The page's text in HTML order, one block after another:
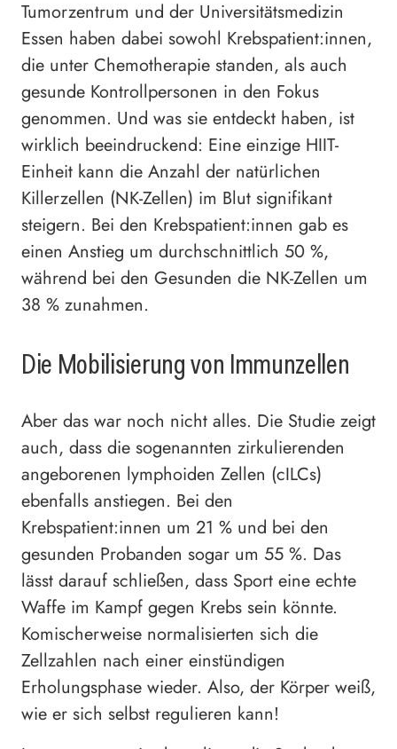
Tumorzentrum und der Universitätsmedizin
Essen haben dabei sowohl Krebspatient:innen,
die unter Chemotherapie standen, als auch
gesunde Kontrollpersonen in den Fokus
genommen. Und was sie entdeckt haben, ist
wirklich beeindruckend: Eine einzige HIIT-
Einheit kann die Anzahl der natürlichen
Killerzellen (NK-Zellen) im Blut signifikant
steigern. Bei den Krebspatient:innen gab es
einen Anstieg um durchschnittlich 50 %,
während bei den Gesunden die NK-Zellen um
38 % zunahmen.
Die Mobilisierung von Immunzellen
Aber das war noch nicht alles. Die Studie zeigt
auch, dass die sogenannten zirkulierenden
angeborenen lymphoiden Zellen (cILCs)
ebenfalls anstiegen. Bei den
Krebspatient:innen um 21 % und bei den
gesunden Probanden sogar um 55 %. Das
lässt darauf schließen, dass Sport eine echte
Waffe im Kampf gegen Krebs sein könnte.
Komischerweise normalisierten sich die
Zellzahlen nach einer einstündigen
Erholungsphase wieder. Also, der Körper weiß,
wie er sich selbst regulieren kann!